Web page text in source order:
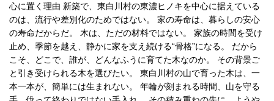
心に置く理由 新築で、東白川村の東濃ヒノキを中心に据えている
のは、流行や差別化のためではない。 家の寿命は、暮らしの安心
の寿命だからだ。 木は、ただの材料ではない。 家族の時間を受け
止め、季節を越え、静かに家を支え続ける“骨格”になる。 だから
こそ、どこで、誰が、どんなふうに育てた木なのか。 その背景ご
と引き受けられる木を選びたい。 東白川村の山で育った木は、一
本一本が、簡単には生まれない。 年輪が刻まれる時間、山を守る